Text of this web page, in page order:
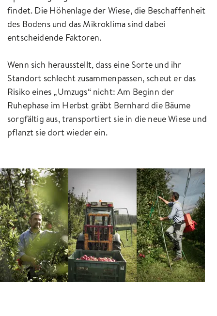
findet. Die Höhenlage der Wiese, die Beschaffenheit
des Bodens und das Mikroklima sind dabei
entscheidende Faktoren.
Wenn sich herausstellt, dass eine Sorte und ihr
Standort schlecht zusammenpassen, scheut er das
Risiko eines „Umzugs“ nicht: Am Beginn der
Ruhephase im Herbst gräbt Bernhard die Bäume
sorgfältig aus, transportiert sie in die neue Wiese und
pflanzt sie dort wieder ein.